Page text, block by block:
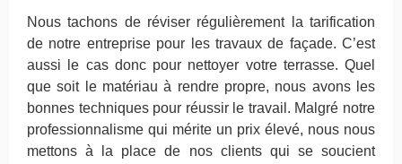
Nous tachons de réviser régulièrement la tarification
de notre entreprise pour les travaux de façade. C’est
aussi le cas donc pour nettoyer votre terrasse. Quel
que soit le matériau à rendre propre, nous avons les
bonnes techniques pour réussir le travail. Malgré notre
professionnalisme qui mérite un prix élevé, nous nous
mettons à la place de nos clients qui se soucient